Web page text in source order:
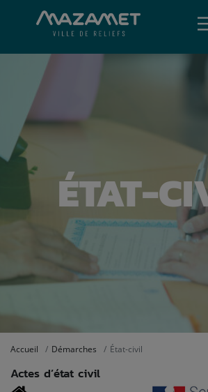
ÉTAT-
Accueil Démarches État-civil
Actes d’état civil